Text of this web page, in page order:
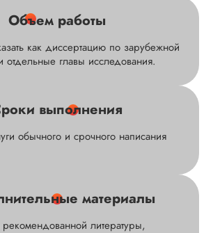
Объем работы
как диссертацию по зарубежной
отдельные главы исследования.
выполнения
обычного и срочного написания
материалы
литературы,